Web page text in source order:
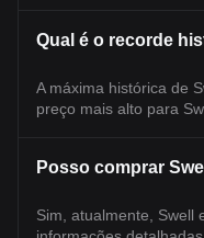
Qual é o recorde
A máxima histórica de
preço mais alto para
Posso comprar
Sim, atualmente, Swell